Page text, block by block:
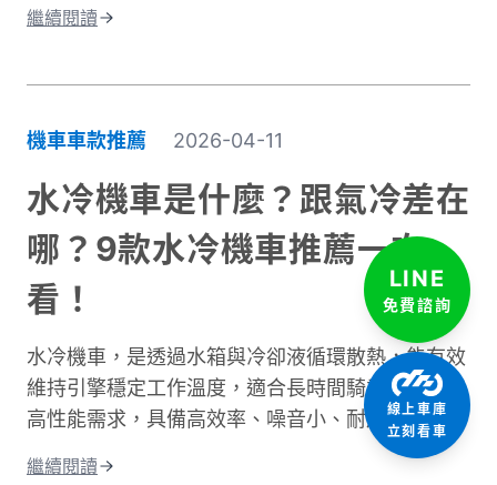
通勤時間的關鍵因素有很多。道路類型是其中之
量、個人騎乘習慣都會造成時間差異。這篇文章將
深入探討不同情況下的騎乘時間。我們會分析各種
道路類型所需的時間、說明影響通勤的主要因素。
同時也會分享實用的時間規劃技巧，讓你每天出門
前都能準確估算所需時間。不論你是新手騎士還是
資深通勤族，都能找到適合自己的參考資訊！
繼續閱讀
機車車款推薦 2026-04-11
水冷機車是什麼？跟氣冷差在
哪？9款水冷機車推薦一次
看！
水冷機車，是透過水箱與冷卻液循環散熱，能有效
維持引擎穩定工作溫度，適合長時間騎乘、爬坡或
高性能需求，具備高效率、噪音小、耐用度高且更
環保的優點；相比氣冷，水冷系統的散熱效果更
繼續閱讀
LINE
免費諮詢
線上車庫
立刻看車